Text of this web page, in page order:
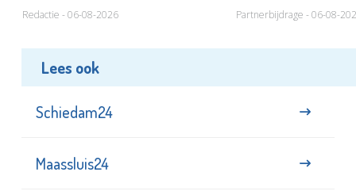
Redactie - 06-08-2026 Partnerbijdrage - 06-08-
Lees ook
Schiedam24
Maassluis24